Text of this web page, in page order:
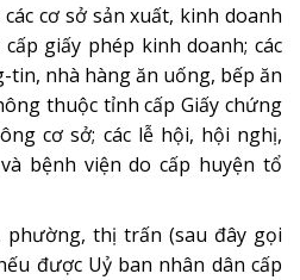
cơ sở sản xuất, kinh doanh
giấy phép kinh doanh; các
tin, nhà hàng ăn uống, bếp ăn
thuộc tỉnh cấp Giấy chứng
cơ sở; các lễ hội, hội nghị,
bệnh viện do cấp huyện tổ
phường, thị trấn (sau đây gọi
được Uỷ ban nhân dân cấp